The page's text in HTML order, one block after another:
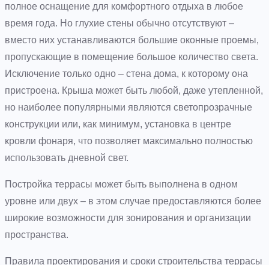
полное оснащение для комфортного отдыха в любое
время года. Но глухие стены обычно отсутствуют –
вместо них устанавливаются большие оконные проемы,
пропускающие в помещение большое количество света.
Исключение только одно – стена дома, к которому она
пристроена. Крыша может быть любой, даже утепленной,
но наиболее популярными являются светопрозрачные
конструкции или, как минимум, установка в центре
кровли фонаря, что позволяет максимально полностью
использовать дневной свет.
Постройка террасы может быть выполнена в одном
уровне или двух – в этом случае предоставляются более
широкие возможности для зонирования и организации
пространства.
Правила проектирования и сроки строительства террасы